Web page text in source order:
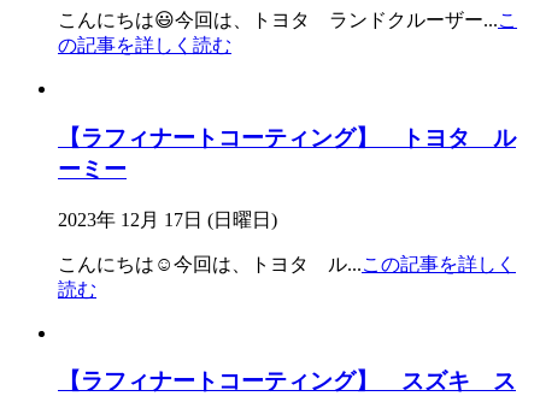
こんにちは😃今回は、トヨタ ランドクルーザー...こ
の記事を詳しく読む
【ラフィナートコーティング】 トヨタ ル
ーミー
2023年 12月 17日 (日曜日)
こんにちは☺️今回は、トヨタ ル...この記事を詳しく
読む
【ラフィナートコーティング】 スズキ ス